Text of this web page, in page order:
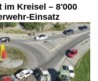
Kreisel – 8'000
Einsatz